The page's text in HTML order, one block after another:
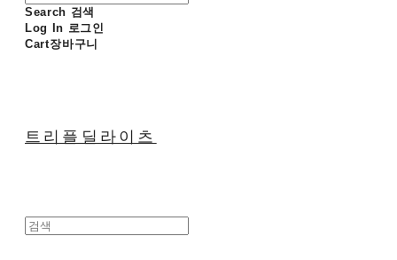
Search 검색
Log In 로그인
Cart장바구니
트리플딜라이츠